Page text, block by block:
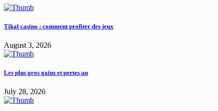
Tikal casino : comment profiter des jeux
August 3, 2026
Les plus gros gains et pertes au
July 28, 2026